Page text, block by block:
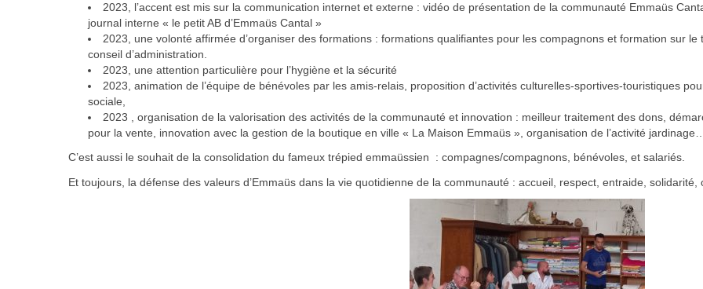
2023, l’accent est mis sur la communication internet et externe : vidéo de présentation de la communauté Emmaüs
journal interne « le petit AB d’Emmaüs Cantal »
2023, une volonté affirmée d’organiser des formations : formations qualifiantes pour les compagnons et formation sur
conseil d’administration.
2023, une attention particulière pour l’hygiène et la sécurité
2023, animation de l’équipe de bénévoles par les amis-relais, proposition d’activités culturelles-sportives-touristiques
sociale,
2023 , organisation de la valorisation des activités de la communauté et innovation : meilleur traitement des dons,
pour la vente, innovation avec la gestion de la boutique en ville « La Maison Emmaüs », organisation de l’activité
C’est aussi le souhait de la consolidation du fameux trépied emmaüssien : compagnes/compagnons, bénévoles, et salariés.
Et toujours, la défense des valeurs d’Emmaüs dans la vie quotidienne de la communauté : accueil, respect, entraide,